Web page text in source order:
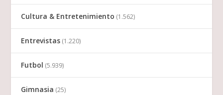
Cultura & Entretenimiento (1.562)
Entrevistas (1.220)
Futbol (5.939)
Gimnasia (25)